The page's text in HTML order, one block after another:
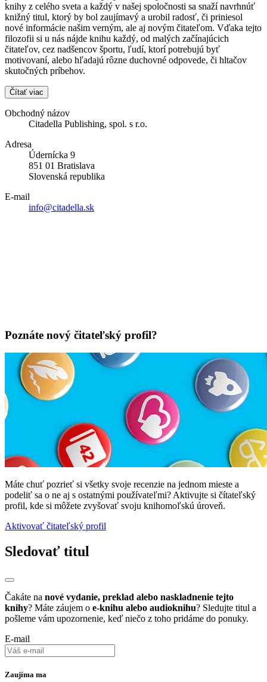
knihy z celého sveta a každý v našej spoločnosti sa snaží navrhnúť
knižný titul, ktorý by bol zaujímavý a urobil radosť, či priniesol
nové informácie našim verným, ale aj novým čitateľom. Vďaka tejto
filozofii si u nás nájde knihu každý, od malých začínajúcich
čitateľov, cez nadšencov športu, ľudí, ktorí potrebujú byť
motivovaní, alebo hľadajú rôzne duchovné odpovede, či hltačov
skutočných príbehov.
Čítať viac
Obchodný názov
Citadella Publishing, spol. s r.o.
Adresa
Údernícka 9
851 01 Bratislava
Slovenská republika
E-mail
info@citadella.sk
Poznáte nový čitateľský profil?
Máte chuť pozrieť si všetky svoje recenzie na jednom mieste a
podeliť sa o ne aj s ostatnými používateľmi? Aktivujte si čítateľský
profil, kde si môžete zvyšovať svoju knihomoľskú úroveň.
Aktivovať čitateľský profil
Sledovať titul
Čakáte na nové vydanie, preklad alebo naskladnenie tejto
knihy? Máte záujem o e-knihu alebo audioknihu? Sledujte titul a
pošleme vám upozornenie, keď niečo z toho pridáme do ponuky.
E-mail
Zaujíma ma